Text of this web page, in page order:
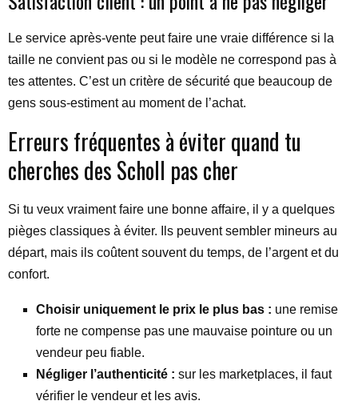
Le service après-vente peut faire une vraie différence si la
taille ne convient pas ou si le modèle ne correspond pas à
tes attentes. C’est un critère de sécurité que beaucoup de
gens sous-estiment au moment de l’achat.
Erreurs fréquentes à éviter quand tu
cherches des Scholl pas cher
Si tu veux vraiment faire une bonne affaire, il y a quelques
pièges classiques à éviter. Ils peuvent sembler mineurs au
départ, mais ils coûtent souvent du temps, de l’argent et du
confort.
Choisir uniquement le prix le plus bas : une remise
forte ne compense pas une mauvaise pointure ou un
vendeur peu fiable.
Négliger l’authenticité : sur les marketplaces, il faut
vérifier le vendeur et les avis.